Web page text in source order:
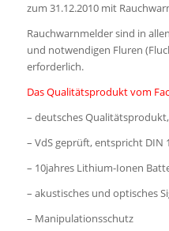
zum 31.12.2010 mit
Rauchwarnmelder sind in
und notwendigen Fluren
erforderlich.
Das Qualitätsprodukt vom
– deutsches Qualitätsprodukt,
– VdS geprüft, entspricht DIN
– 10jahres Lithium-Ionen
– akustisches und optisches
– Manipulationsschutz